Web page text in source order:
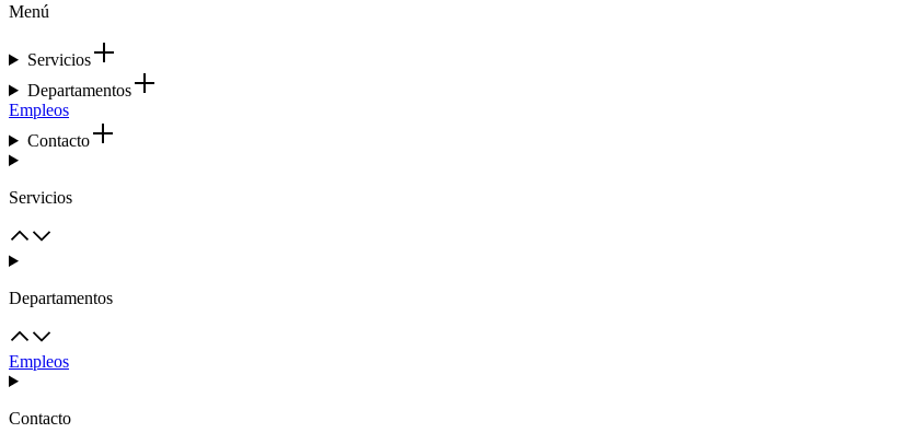
Menú
Servicios
Departamentos
Empleos
Contacto
Servicios
Departamentos
Empleos
Contacto